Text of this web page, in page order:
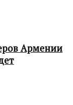
Армении